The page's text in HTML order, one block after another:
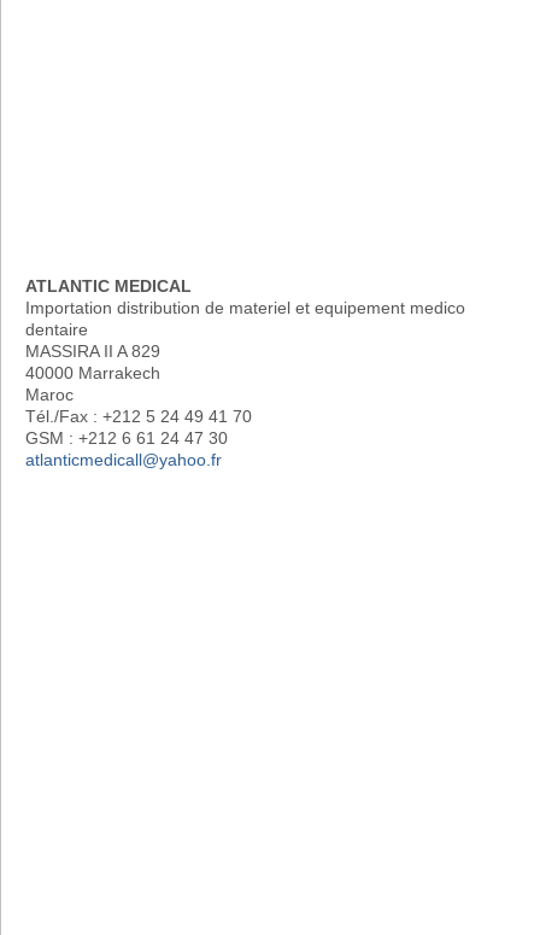
ATLANTIC MEDICAL
Importation distribution de materiel et equipement medico
dentaire
MASSIRA II A 829
40000 Marrakech
Maroc
Tél./Fax : +212 5 24 49 41 70
GSM : +212 6 61 24 47 30
atlanticmedicall@yahoo.fr